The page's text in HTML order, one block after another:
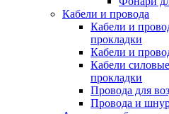
Кабели и провода
Кабели и
прокладки
Кабели и
Кабели
прокладки
Провода для
Провода и